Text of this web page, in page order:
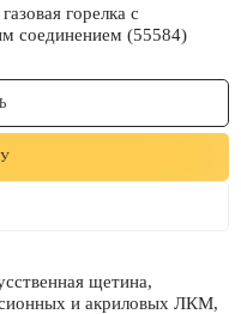
соединением (55584)
и акриловых ЛКМ,